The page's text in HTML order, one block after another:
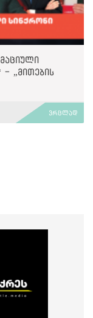
- „მითების
ვრცლად